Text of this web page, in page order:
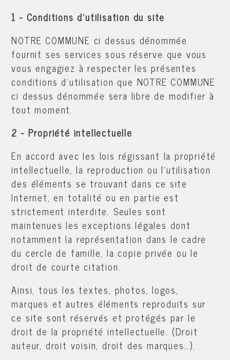
1 - Conditions d'utilisation du site
NOTRE COMMUNE ci dessus dénommée
fournit ses services sous réserve que vous
vous engagiez à respecter les présentes
conditions d'utilisation que NOTRE COMMUNE
ci dessus dénommée sera libre de modifier à
tout moment.
2 - Propriété intellectuelle
En accord avec les lois régissant la propriété
intellectuelle, la reproduction ou l'utilisation
des éléments se trouvant dans ce site
Internet, en totalité ou en partie est
strictement interdite. Seules sont
maintenues les exceptions légales dont
notamment la représentation dans le cadre
du cercle de famille, la copie privée ou le
droit de courte citation.
Ainsi, tous les textes, photos, logos,
marques et autres éléments reproduits sur
ce site sont réservés et protégés par le
droit de la propriété intellectuelle. (Droit
auteur, droit voisin, droit des marques…).